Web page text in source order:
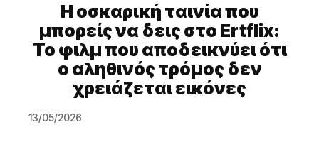
Η οσκαρική ταινία που
μπορείς να δεις στο Ertflix:
Το φιλμ που αποδεικνύει ότι
ο αληθινός τρόμος δεν
χρειάζεται εικόνες
13/05/2026